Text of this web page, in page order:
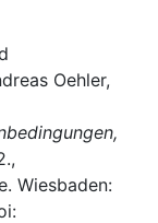
Oehler,
Wiesbaden: